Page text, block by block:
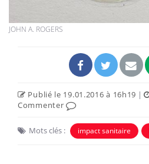
JOHN A. ROGERS
Publié le 19.01.2016 à 16h19 |
Commenter
Mots clés : impact sanitaire